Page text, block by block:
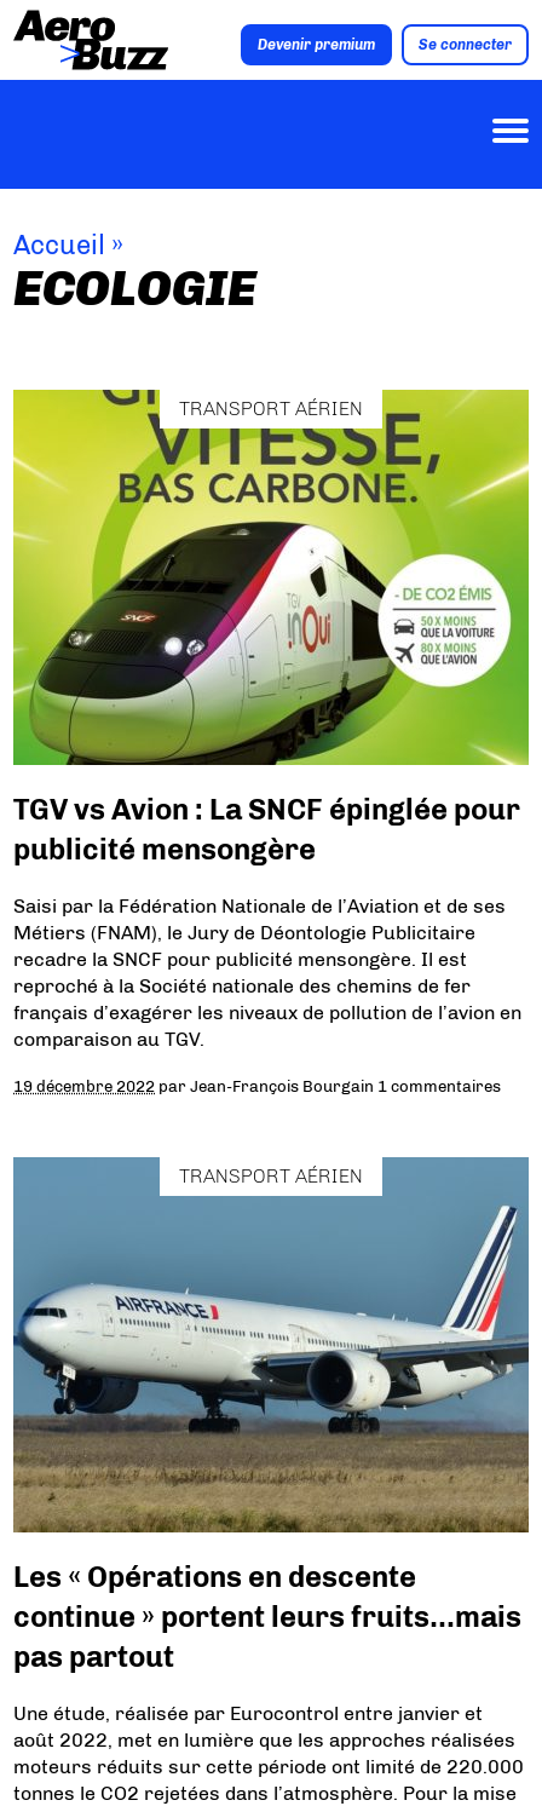
Devenir premium Se connecter
Accueil »
ECOLOGIE
TRANSPORT AÉRIEN
TGV vs Avion : La SNCF épinglée pour
publicité mensongère
Saisi par la Fédération Nationale de l’Aviation et de ses
Métiers (FNAM), le Jury de Déontologie Publicitaire
recadre la SNCF pour publicité mensongère. Il est
reproché à la Société nationale des chemins de fer
français d’exagérer les niveaux de pollution de l’avion en
comparaison au TGV.
19 décembre 2022 parJean-François Bourgain 1 commentaires
TRANSPORT AÉRIEN
Les « Opérations en descente
continue » portent leurs fruits…mais
pas partout
Une étude, réalisée par Eurocontrol entre janvier et
août 2022, met en lumière que les approches réalisées
moteurs réduits sur cette période ont limité de 220.000
tonnes le CO2 rejetées dans l’atmosphère. Pour la mise